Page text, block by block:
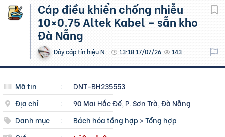
Cáp điều khiển chống nhiễu
10×0.75 Altek Kabel – sẵn kho
Đà Nẵng
13:18 17/07/26 143
Mã tin :
DNT-BH235553
Địa chỉ
:
90 Mai Hắc Đế, P. Sơn Trà, Đà Nẵng
Danh mục
: Bách hóa tổng hợp >Tổng hợp